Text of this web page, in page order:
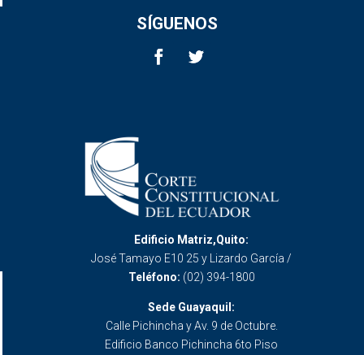
SÍGUENOS
Edificio Matriz,Quito:
José Tamayo E10 25 y Lizardo García /
Teléfono: (02) 394-1800
Sede Guayaquil:
Calle Pichincha y Av. 9 de Octubre.
Edificio Banco Pichincha 6to Piso